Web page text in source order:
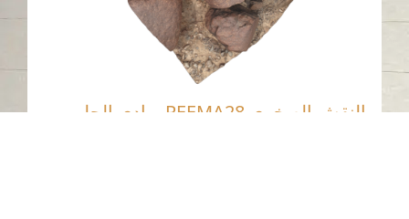
النقش الصخري REEMA28، وادي الحلو،